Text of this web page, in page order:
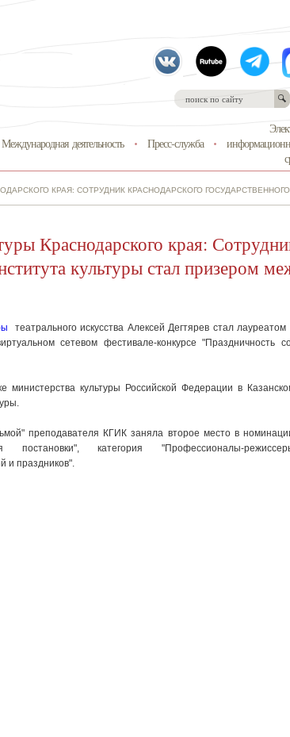
Международная деятельность Пресс-служба
КРАЯ: СОТРУДНИК КРАСНОДАРСКОГО
Краснодарского края:
культуры стал призером
театрального искусства Алексей Дегтярев стал лауреатом II
сетевом фестивале-конкурсе "Праздничность
министерства культуры Российской Федерации в
преподавателя КГИК заняла второе место в
категория "Профессионалы-
и праздников".